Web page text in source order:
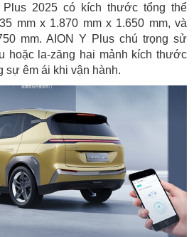
2025 có kích thước tổng thể
mm x 1.870 mm x 1.650 mm, và
mm. AION Y Plus chú trọng sử
hoặc la-zăng hai mảnh kích thước
sự êm ái khi vận hành.